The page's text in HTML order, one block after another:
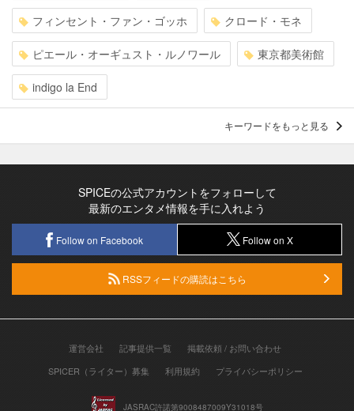
フィンセント・ファン・ゴッホ クロード・モネ
ピエール・オーギュスト・ルノワール 東京都美術館
indigo la End
キーワードをもっと見る
SPICEの公式アカウントをフォローして
最新のエンタメ情報を手に入れよう
Follow on Facebook Follow on X
RSSフィードの購読はこちら
運営会社 記事提供一覧
掲載依頼 / お問い合わせ
SPICER（ライター）募集
利用規約 プライバシーポリシー
JASRAC許諾第9008487009Y31018号